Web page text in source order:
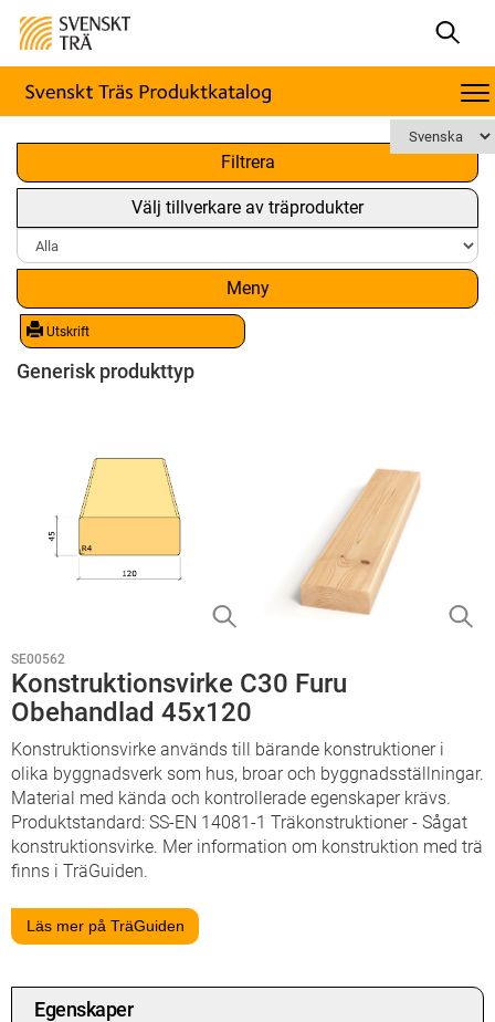
Filtrera
Välj tillverkare av träprodukter
Meny
Utskrift
x
Generisk produkttyp
SE00562
Konstruktionsvirke C30 Furu
Obehandlad 45x120
Konstruktionsvirke används till bärande konstruktioner i
olika byggnadsverk som hus, broar och byggnadsställningar.
Material med kända och kontrollerade egenskaper krävs.
Produktstandard: SS-EN 14081-1 Träkonstruktioner - Sågat
konstruktionsvirke. Mer information om konstruktion med trä
finns i TräGuiden.
Läs mer på TräGuiden
Egenskaper